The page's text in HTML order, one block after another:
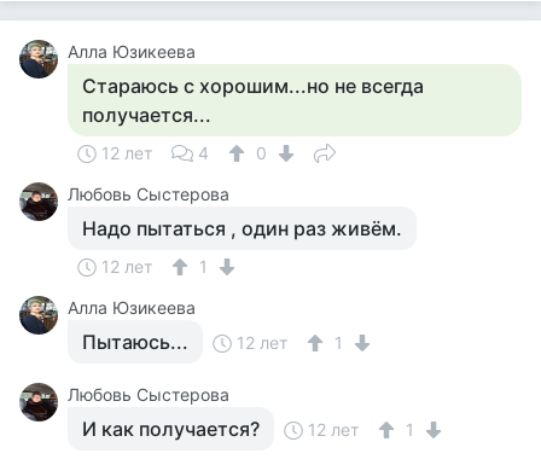
Алла Юзикеева
Стараюсь с хорошим...но не всегда
получается...
12 лет 4
0
Любовь Сыстерова
Надо пытаться , один раз живём.
12 лет
1
Алла Юзикеева
Пытаюсь... 12 лет 1
Любовь Сыстерова
И как получается? 12 лет 1